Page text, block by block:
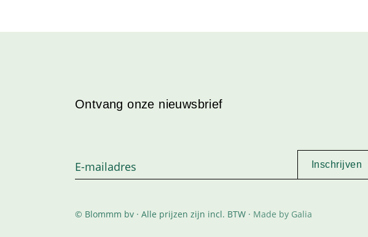
Ontvang onze nieuwsbrief
© Blommm bv · Alle prijzen zijn incl. BTW · Made by Galia